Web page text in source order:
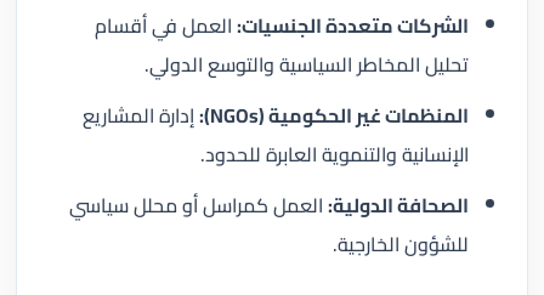
الشركات متعددة الجنسيات:العمل في أقسام
تحليل المخاطر السياسية والتوسع الدولي.
المنظمات غير الحكومية (NGOs):
إدارة المشاريع
الإنسانية والتنموية العابرة للحدود.
الصحافة الدولية:العمل كمراسل أو محلل سياسي
للشؤون الخارجية.